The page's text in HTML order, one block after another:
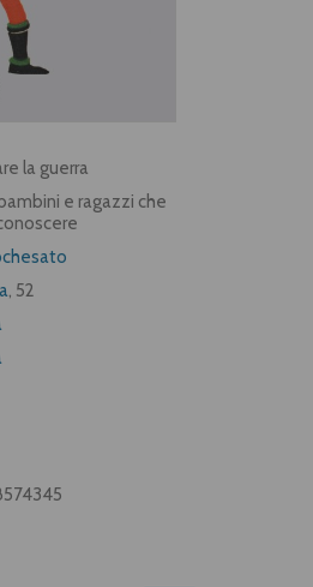
la guerra
e ragazzi che
, 52